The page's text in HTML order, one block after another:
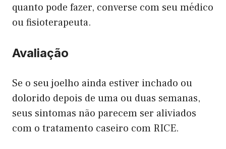
quanto pode fazer, converse com seu médico
ou fisioterapeuta.
Avaliação
Se o seu joelho ainda estiver inchado ou
dolorido depois de uma ou duas semanas,
seus sintomas não parecem ser aliviados
com o tratamento caseiro com RICE.